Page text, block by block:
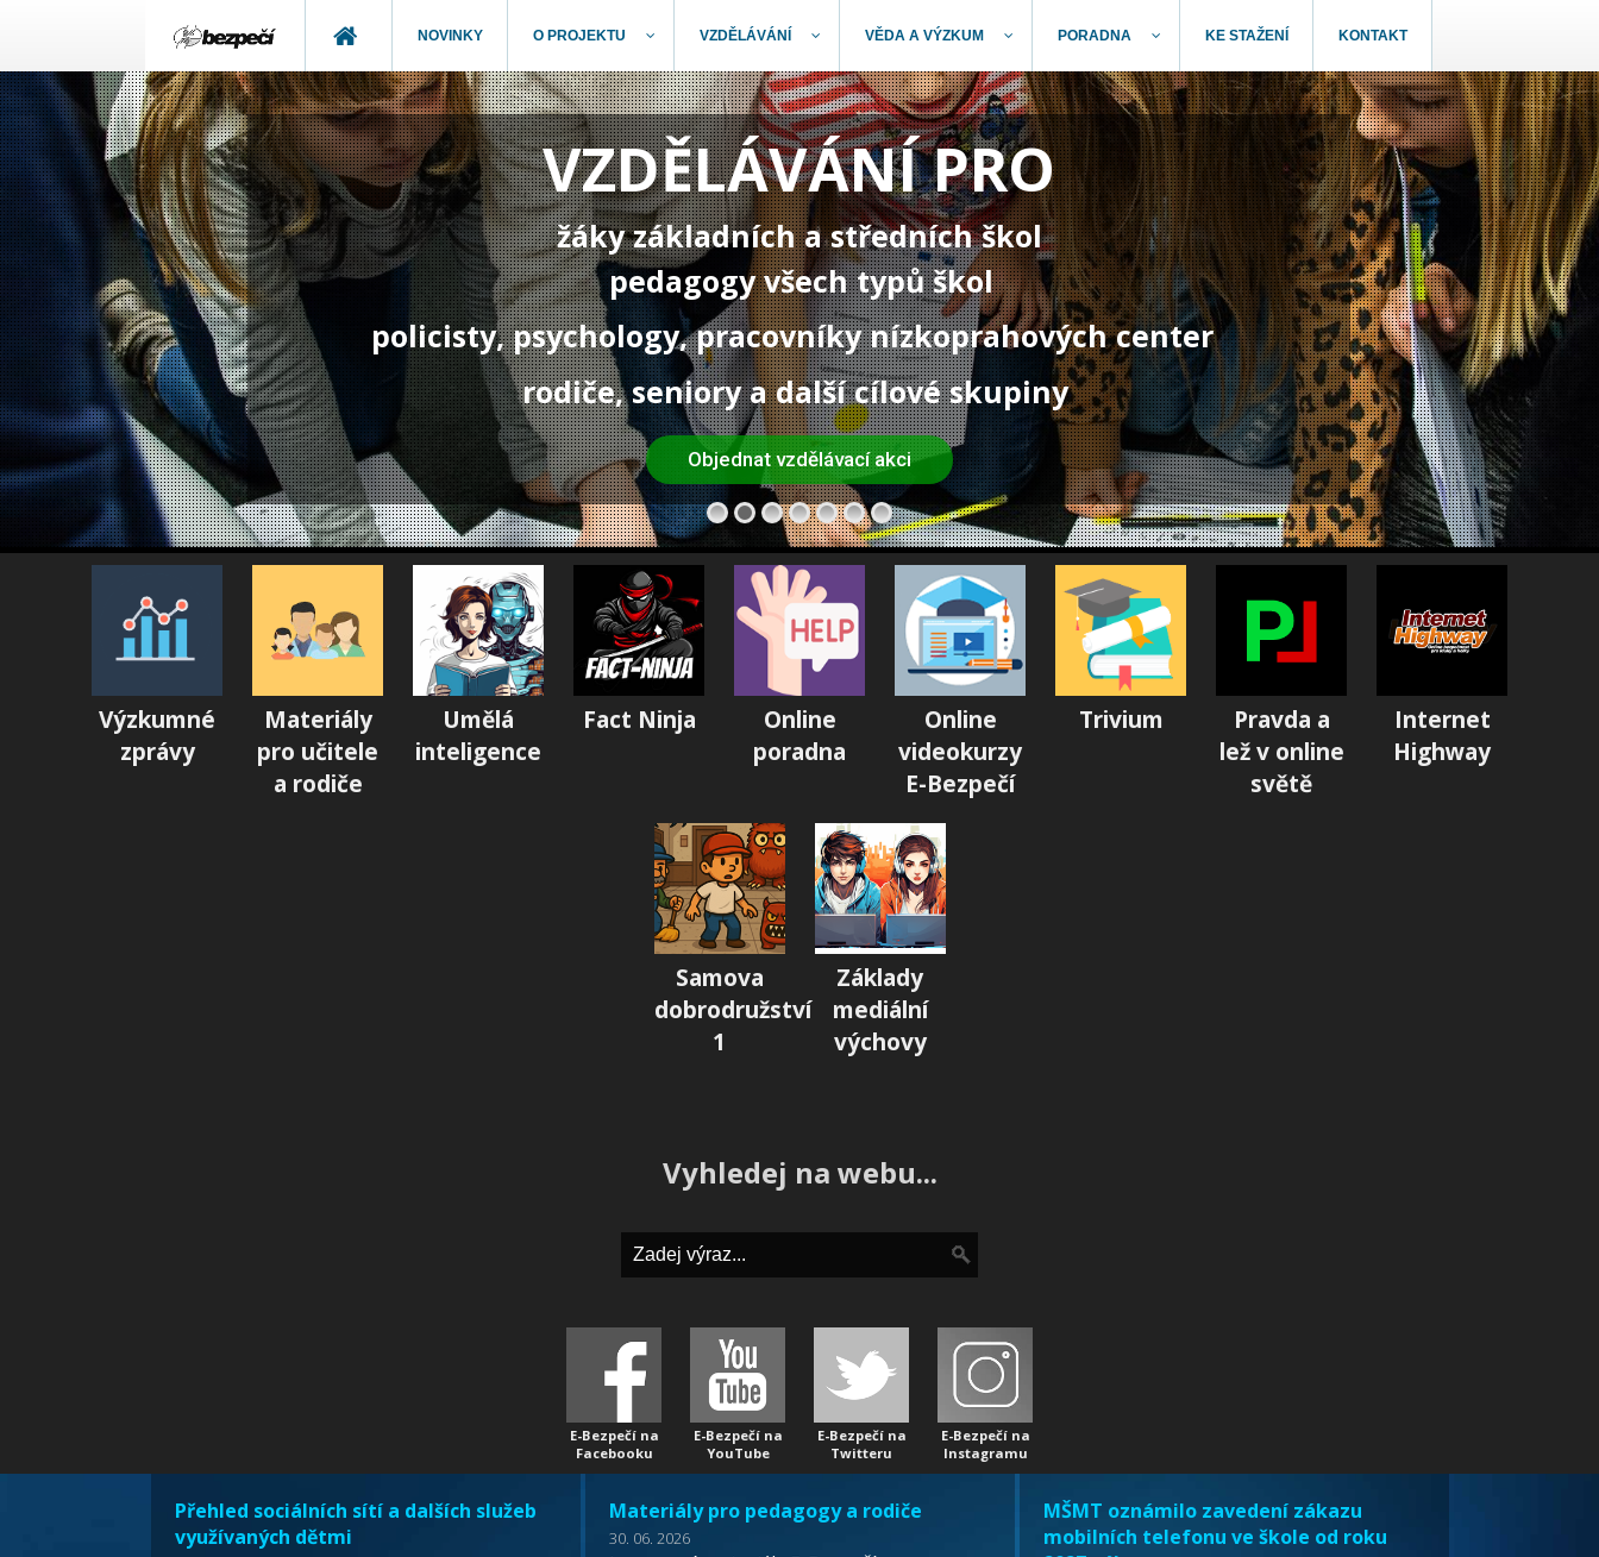
NOVINKY O PROJEKTU VZDĚLÁVÁNÍ VĚDA A VÝZKUM PORADNA KE STAŽENÍ KONTAKT
VZDĚLÁVÁNÍ PRO
žáky základních a středních škol
pedagogy všech typů škol
policisty, psychology, pracovníky nízkoprahových center
rodiče, seniory a další cílové skupiny
Objednat vzdělávací akci
Výzkumné
zprávy
Materiály
pro učitele
a rodiče
Umělá
inteligence
Fact Ninja
Online
poradna
Online
videokurzy
E-Bezpečí
Trivium
Pravda a
lež v online
světě
Internet
Highway
Samova
dobrodružství
1
Základy
mediální
výchovy
Vyhledej na webu...
E-Bezpečí na
Facebooku
E-Bezpečí na
YouTube
E-Bezpečí na
Twitteru
E-Bezpečí na
Instagramu
Přehled sociálních sítí a dalších služeb
využívaných dětmi
Materiály pro pedagogy a rodiče
30. 06. 2026
MŠMT oznámilo zavedení zákazu
mobilních telefonu ve škole od roku